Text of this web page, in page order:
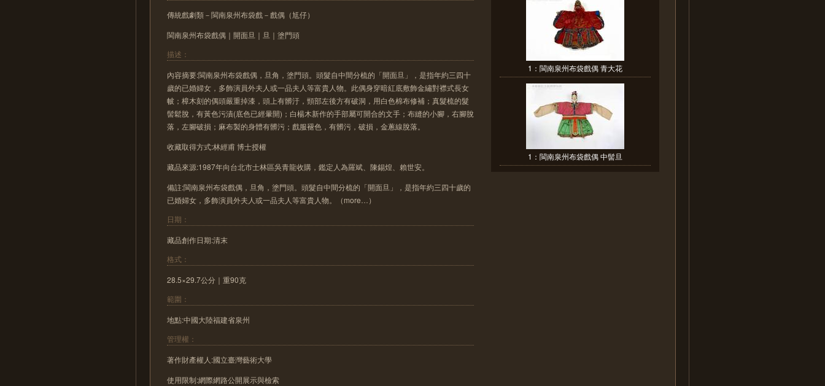
傳統戲劇類－閩南泉州布袋戲－戲偶（尪仔）
閩南泉州布袋戲偶｜開面旦｜旦｜塗門頭
描述：
內容摘要:閩南泉州布袋戲偶，旦角，塗門頭。頭髮自中間分梳的「開面旦」，是指年約三四十
歲的已婚婦女，多飾演員外夫人或一品夫人等富貴人物。此偶身穿暗紅底敷飾金繡對襟式長女
帔；樟木刻的偶頭嚴重掉漆，頭上有髒汙，頸部左後方有破洞，用白色棉布修補；真髮梳的髮
髻鬆脫，有黃色污漬(底色已經暈開)；白楊木新作的手部屬可開合的文手；布縫的小腳，右腳脫
落，左腳破損；麻布製的身體有髒污；戲服褪色，有髒污，破損，金蔥線脫落。
收藏取得方式:林經甫 博士授權
藏品來源:1987年向台北市士林區吳青龍收購，鑑定人為羅斌、陳錫煌、賴世安。
備註:閩南泉州布袋戲偶，旦角，塗門頭。頭髮自中間分梳的「開面旦」，是指年約三四十歲的
已婚婦女，多飾演員外夫人或一品夫人等富貴人物。（more…）
日期：
藏品創作日期:清末
格式：
28.5×29.7公分｜重90克
範圍：
地點:中國大陸福建省泉州
管理權：
著作財產權人:國立臺灣藝術大學
使用限制:網際網路公開展示與檢索
1：閩南泉州布袋戲偶 青大花
1：閩南泉州布袋戲偶 中髻旦